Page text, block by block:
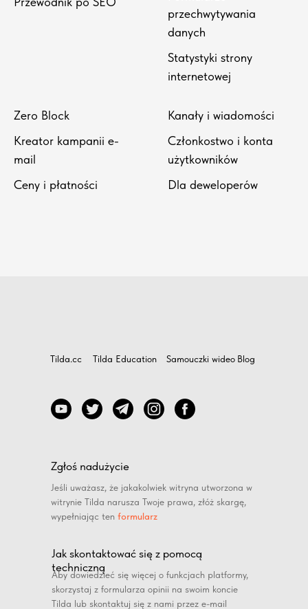
przechwytywania
danych
Statystyki strony
internetowej
Zero Block
Kreator kampanii e-
mail
Ceny i płatności
Kanały i wiadomości
Członkostwo i konta
użytkowników
Dla deweloperów
Tilda.cc Tilda Education Samouczki wideo Blog
Zgłoś nadużycie
Jeśli uważasz, że jakakolwiek witryna utworzona w
witrynie Tilda narusza Twoje prawa, złóż skargę,
wypełniając ten formularz
Jak skontaktować się z pomocą
techniczną
Aby dowiedzieć się więcej o funkcjach platformy,
skorzystaj z formularza opinii na swoim koncie
Tilda lub skontaktuj się z nami przez e-mail